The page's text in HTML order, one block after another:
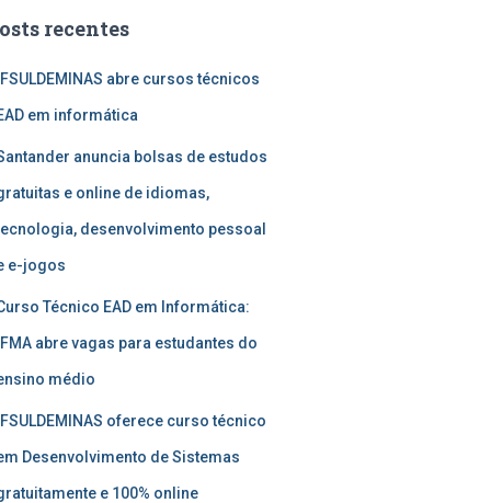
recentes
abre cursos técnicos
em informática
anuncia bolsas de estudos
e online de idiomas,
desenvolvimento pessoal
e-jogos
Técnico EAD em Informática:
abre vagas para estudantes do
médio
oferece curso técnico
Desenvolvimento de Sistemas
e 100% online